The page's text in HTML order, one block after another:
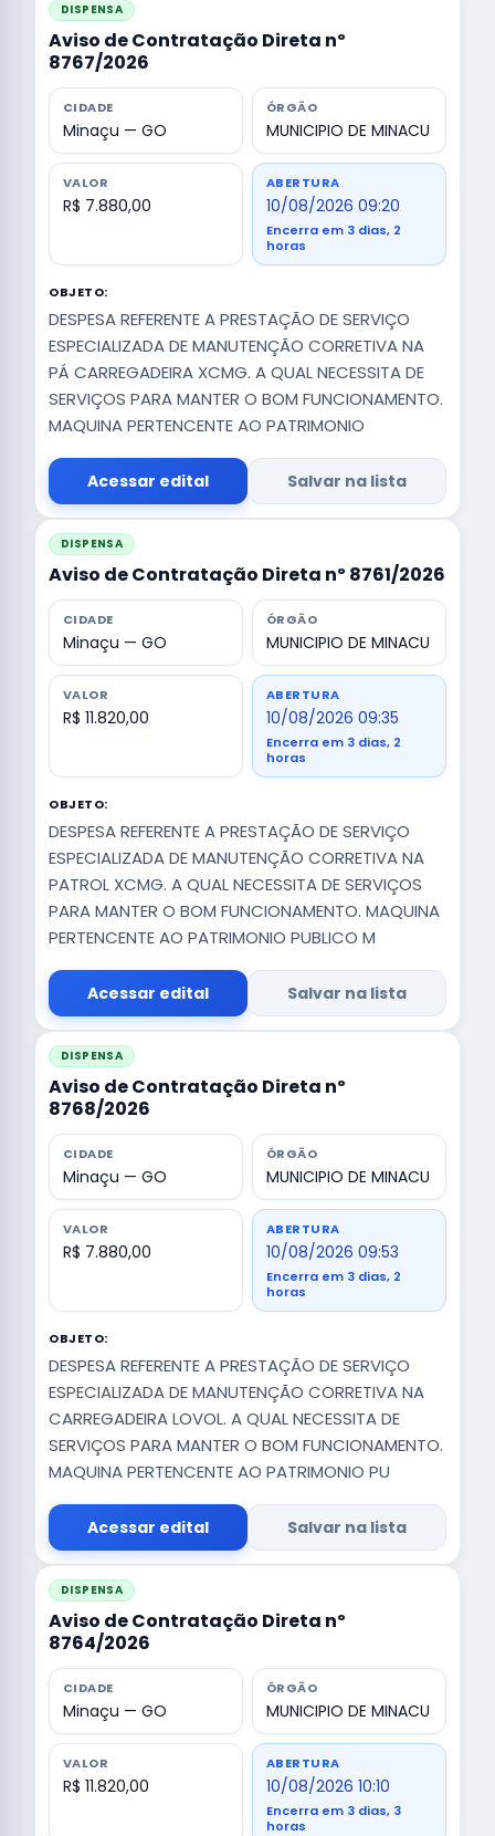
DISPENSA
Aviso de Contratação Direta nº
8767/2026
CIDADE
Minaçu — GO
ÓRGÃO
MUNICIPIO DE MINACU
VALOR
R$ 7.880,00
ABERTURA
10/08/2026 09:20
Encerra em 3 dias, 2
horas
OBJETO:
DESPESA REFERENTE A PRESTAÇÃO DE SERVIÇO
ESPECIALIZADA DE MANUTENÇÃO CORRETIVA NA
PÁ CARREGADEIRA XCMG. A QUAL NECESSITA DE
SERVIÇOS PARA MANTER O BOM FUNCIONAMENTO.
MAQUINA PERTENCENTE AO PATRIMONIO
Acessar edital Salvar na lista
DISPENSA
Aviso de Contratação Direta nº 8761/2026
CIDADE
Minaçu — GO
ÓRGÃO
MUNICIPIO DE MINACU
VALOR
R$ 11.820,00
ABERTURA
10/08/2026 09:35
Encerra em 3 dias, 2
horas
OBJETO:
DESPESA REFERENTE A PRESTAÇÃO DE SERVIÇO
ESPECIALIZADA DE MANUTENÇÃO CORRETIVA NA
PATROL XCMG. A QUAL NECESSITA DE SERVIÇOS
PARA MANTER O BOM FUNCIONAMENTO. MAQUINA
PERTENCENTE AO PATRIMONIO PUBLICO M
Acessar edital Salvar na lista
DISPENSA
Aviso de Contratação Direta nº
8768/2026
CIDADE
Minaçu — GO
ÓRGÃO
MUNICIPIO DE MINACU
VALOR
R$ 7.880,00
ABERTURA
10/08/2026 09:53
Encerra em 3 dias, 2
horas
OBJETO:
DESPESA REFERENTE A PRESTAÇÃO DE SERVIÇO
ESPECIALIZADA DE MANUTENÇÃO CORRETIVA NA
CARREGADEIRA LOVOL. A QUAL NECESSITA DE
SERVIÇOS PARA MANTER O BOM FUNCIONAMENTO.
MAQUINA PERTENCENTE AO PATRIMONIO PU
Acessar edital Salvar na lista
DISPENSA
Aviso de Contratação Direta nº
8764/2026
CIDADE
Minaçu — GO
ÓRGÃO
MUNICIPIO DE MINACU
VALOR
R$ 11.820,00
ABERTURA
10/08/2026 10:10
Encerra em 3 dias, 3
horas